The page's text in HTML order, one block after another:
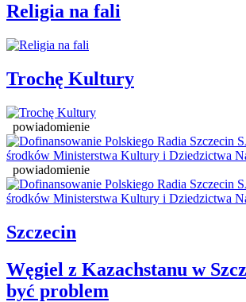
Religia na fali
Trochę Kultury
powiadomienie
powiadomienie
Szczecin
Węgiel z Kazachstanu w
być problem